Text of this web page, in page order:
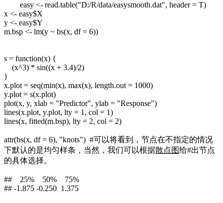
easy <- read.table("D:/R/data/easysmooth.dat", header = T)
x <- easy$X
y <- easy$Y
m.bsp <- lm(y ~ bs(x, df = 6))
s = function(x) {
(x^3) * sin((x + 3.4)/2)
}
x.plot = seq(min(x), max(x), length.out = 1000)
y.plot = s(x.plot)
plot(x, y, xlab = "Predictor", ylab = "Response")
lines(x.plot, y.plot, lty = 1, col = 1)
lines(x, fitted(m.bsp), lty = 2, col = 2)
attr(bs(x, df = 6), "knots") #可以将看到，节点在不指定的情况
下默认的是均匀样条，当然，我们可以根据散点图给#出节点
的具体选择。
## 25% 50% 75%
## -1.875 -0.250 1.375